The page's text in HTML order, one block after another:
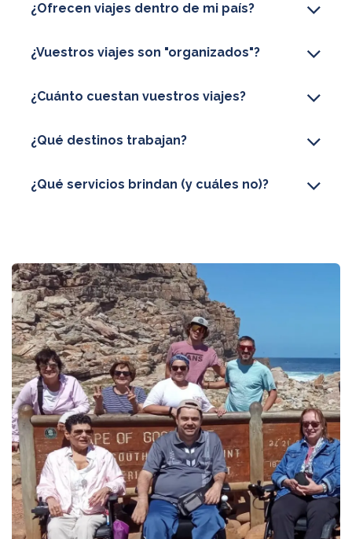
¿Ofrecen viajes dentro de mi país?
¿Vuestros viajes son "organizados"?
¿Cuánto cuestan vuestros viajes?
¿Qué destinos trabajan?
¿Qué servicios brindan (y cuáles no)?